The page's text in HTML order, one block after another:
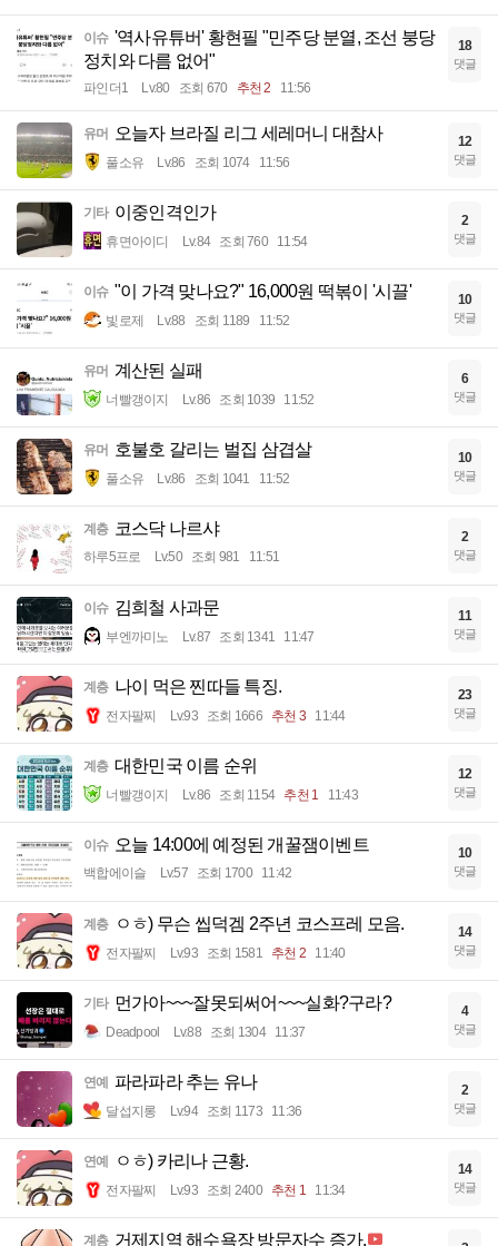
이슈 '역사유튜버' 황현필 "민주당 분열, 조선 붕당
정치와 다름 없어"
파인더1 Lv.80 조회 670 추천 2 11:56
18
댓글
유머 오늘자 브라질 리그 세레머니 대참사
풀소유 Lv.86 조회 1074 11:56
12
댓글
기타 이중인격인가
휴면아이디 Lv.84 조회 760 11:54
2
댓글
이슈 "이 가격 맞나요?" 16,000원 떡볶이 '시끌'
빛로제 Lv.88 조회 1189 11:52
10
댓글
유머 계산된 실패
너빨갱이지 Lv.86 조회 1039 11:52
6
댓글
유머 호불호 갈리는 벌집 삼겹살
풀소유 Lv.86 조회 1041 11:52
10
댓글
계층 코스닥 나르샤
하루5프로 Lv.50 조회 981 11:51
2
댓글
이슈 김희철 사과문
부엔까미노 Lv.87 조회 1341 11:47
11
댓글
계층 나이 먹은 찐따들 특징.
전자팔찌 Lv.93 조회 1666 추천 3 11:44
23
댓글
계층 대한민국 이름 순위
너빨갱이지 Lv.86 조회 1154 추천 1 11:43
12
댓글
이슈 오늘 14:00에 예정된 개꿀잼이벤트
백합에이슬 Lv.57 조회 1700 11:42
10
댓글
계층 ㅇㅎ) 무슨 씹덕겜 2주년 코스프레 모음.
전자팔찌 Lv.93 조회 1581 추천 2 11:40
14
댓글
기타 먼가아~~~잘못되써어~~~실화?구라?
Deadpool Lv.88 조회 1304 11:37
4
댓글
연예 파라파라 추는 유나
달섭지롱 Lv.94 조회 1173 11:36
2
댓글
연예 ㅇㅎ) 카리나 근황.
전자팔찌 Lv.93 조회 2400 추천 1 11:34
14
댓글
계층 거제지역 해수욕장 방문자수 증가.